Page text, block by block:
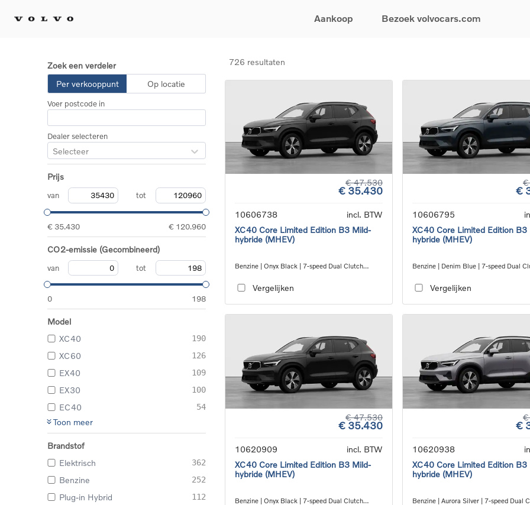
Aankoop
EX40
EC40
EX90
ES90
XC40
Plug-inhybride auto's
Mild hybrid auto's
Break
Sedan
Bezoek volvocars.com
Tijdelijke aanbiedingen
Gecertificeerde
tweedehandswagens
Fleet & Bedrijfswagens
Diplomatic & Special sales
Verzekeringen
Onderhoud &
Overname van uw
Volvo Support
Garantie
24/7
Zoek een verdeler
Per verkooppunt
Op locatie
Voer postcode in
Dealer selecteren
Selecteer
Prijs
van tot
€ 35.430 € 120.960
CO2-emissie (Gecombineerd)
van tot
0 198
Model
XC40
190
XC60 126
EX40 109
EX30 100
EC40 54
Toon meer
Brandstof
Elektrisch
362
Benzine 252
Plug-in Hybrid 112
726 resultaten
€ 47.530
€ 35.430
10606738
incl. BTW
XC40 Core Limited Edition B3 Mild-
hybride (MHEV)
Benzine | Onyx Black | 7-speed Dual Clutch
Vergelijken
€
€
10606795
XC40 Core Limited Edition B3
hybride (MHEV)
Benzine | Denim Blue | 7-speed Dual
Vergelijken
€ 47.530
€ 35.430
10620909
incl. BTW
XC40 Core Limited Edition B3 Mild-
hybride (MHEV)
Benzine | Onyx Black | 7-speed Dual Clutch
€
€
10620938
XC40 Core Limited Edition B3
hybride (MHEV)
Benzine | Aurora Silver | 7-speed Dual